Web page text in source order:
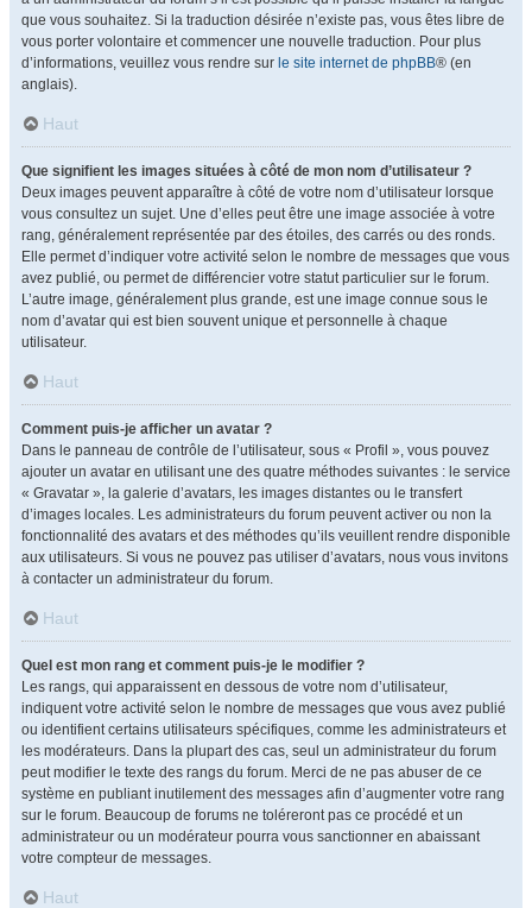
que vous souhaitez. Si la traduction désirée n’existe pas, vous êtes libre de
vous porter volontaire et commencer une nouvelle traduction. Pour plus
d’informations, veuillez vous rendre sur le site internet de phpBB® (en
anglais).
Haut
Que signifient les images situées à côté de mon nom d’utilisateur ?
Deux images peuvent apparaître à côté de votre nom d’utilisateur lorsque
vous consultez un sujet. Une d’elles peut être une image associée à votre
rang, généralement représentée par des étoiles, des carrés ou des ronds.
Elle permet d’indiquer votre activité selon le nombre de messages que vous
avez publié, ou permet de différencier votre statut particulier sur le forum.
L’autre image, généralement plus grande, est une image connue sous le
nom d’avatar qui est bien souvent unique et personnelle à chaque
utilisateur.
Haut
Comment puis-je afficher un avatar ?
Dans le panneau de contrôle de l’utilisateur, sous « Profil », vous pouvez
ajouter un avatar en utilisant une des quatre méthodes suivantes : le service
« Gravatar », la galerie d’avatars, les images distantes ou le transfert
d’images locales. Les administrateurs du forum peuvent activer ou non la
fonctionnalité des avatars et des méthodes qu’ils veuillent rendre disponible
aux utilisateurs. Si vous ne pouvez pas utiliser d’avatars, nous vous invitons
à contacter un administrateur du forum.
Haut
Quel est mon rang et comment puis-je le modifier ?
Les rangs, qui apparaissent en dessous de votre nom d’utilisateur,
indiquent votre activité selon le nombre de messages que vous avez publié
ou identifient certains utilisateurs spécifiques, comme les administrateurs et
les modérateurs. Dans la plupart des cas, seul un administrateur du forum
peut modifier le texte des rangs du forum. Merci de ne pas abuser de ce
système en publiant inutilement des messages afin d’augmenter votre rang
sur le forum. Beaucoup de forums ne toléreront pas ce procédé et un
administrateur ou un modérateur pourra vous sanctionner en abaissant
votre compteur de messages.
Haut